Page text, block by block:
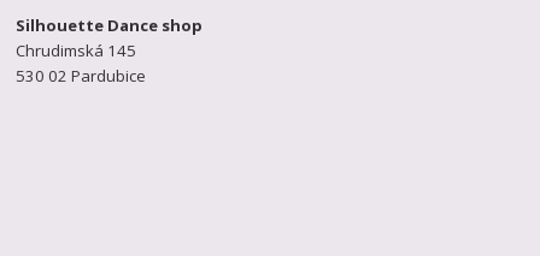
Silhouette Dance shop
Chrudimská 145
530 02 Pardubice